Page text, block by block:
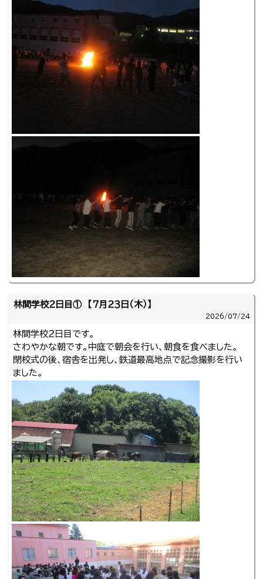
林間学校２日目① 【７月２３日（木）】
2026/07/24
林間学校２日目です。
さわやかな朝です。中庭で朝会を行い、朝食を食べました。
閉校式の後、宿舎を出発し、鉄道最高地点で記念撮影を行い
ました。